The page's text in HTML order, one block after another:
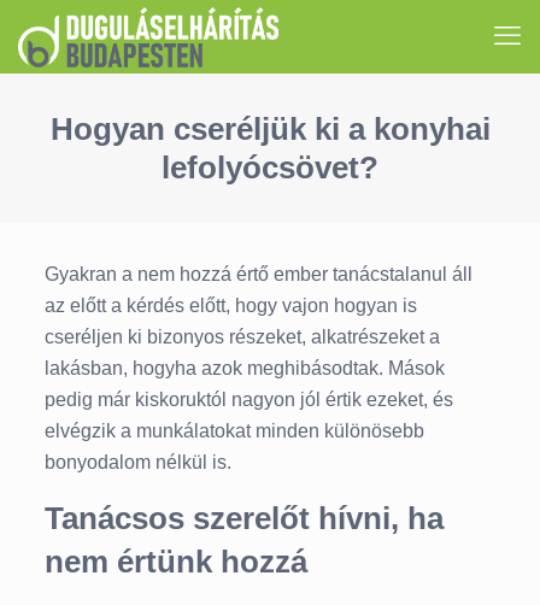
Hogyan cseréljük ki a konyhai
lefolyócsövet?
Gyakran a nem hozzá értő ember tanácstalanul áll
az előtt a kérdés előtt, hogy vajon hogyan is
cseréljen ki bizonyos részeket, alkatrészeket a
lakásban, hogyha azok meghibásodtak. Mások
pedig már kiskoruktól nagyon jól értik ezeket, és
elvégzik a munkálatokat minden különösebb
bonyodalom nélkül is.
Tanácsos szerelőt hívni, ha
nem értünk hozzá